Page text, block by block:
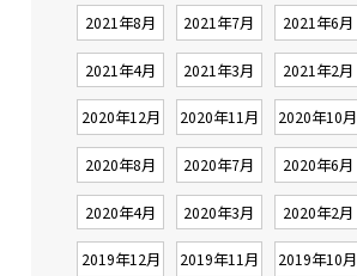
2021年8月 2021年7月 2021年6月
2021年4月 2021年3月 2021年2月
2020年12月 2020年11月 2020年10月
2020年8月 2020年7月 2020年6月
2020年4月 2020年3月 2020年2月
2019年12月 2019年11月 2019年10月